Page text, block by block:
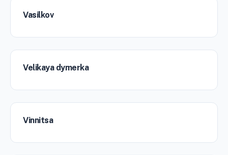
Vasilkov
Velikaya dymerka
Vinnitsa